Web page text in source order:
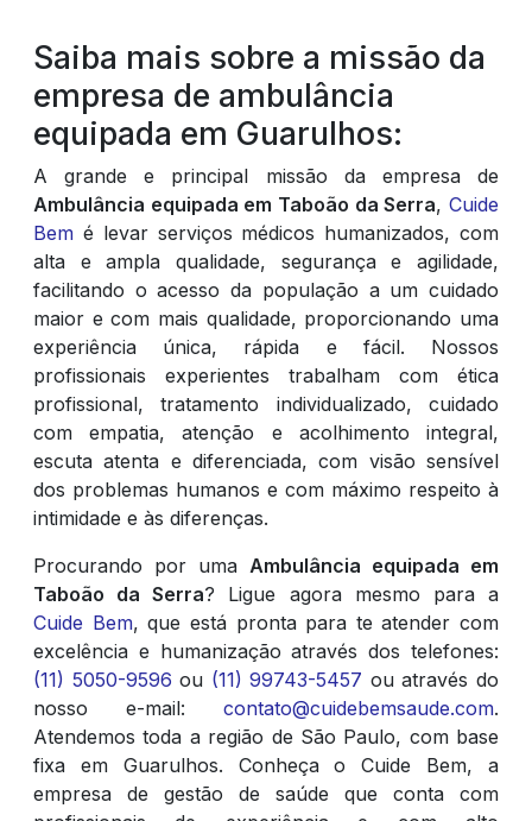
Saiba mais sobre a missão da
empresa de ambulância
equipada em Guarulhos:
A grande e principal missão da empresa de
Ambulância equipada em Taboão da Serra,Cuide
Bem é levar serviços médicos humanizados, com
alta e ampla qualidade, segurança e agilidade,
facilitando o acesso da população a um cuidado
maior e com mais qualidade, proporcionando uma
experiência única, rápida e fácil. Nossos
profissionais experientes trabalham com ética
profissional, tratamento individualizado, cuidado
com empatia, atenção e acolhimento integral,
escuta atenta e diferenciada, com visão sensível
dos problemas humanos e com máximo respeito à
intimidade e às diferenças.
Procurando por uma Ambulância equipada em
Taboão da Serra? Ligue agora mesmo para a
Cuide Bem, que está pronta para te atender com
excelência e humanização através dos telefones:
(11) 5050-9596 ou (11) 99743-5457 ou através do
nosso e-mail: contato@cuidebemsaude.com.
Atendemos toda a região de São Paulo, com base
fixa em Guarulhos. Conheça o Cuide Bem, a
empresa de gestão de saúde que conta com